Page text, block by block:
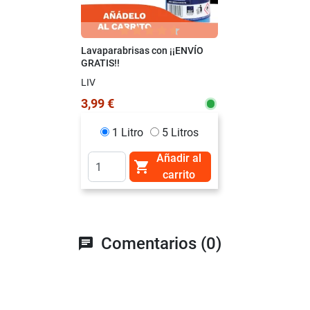
Lavaparabrisas con ¡¡ENVÍO
GRATIS!!
LIV
3,99 €
1 Litro 5 Litros

Añadir al
carrito
chat Comentarios (0)